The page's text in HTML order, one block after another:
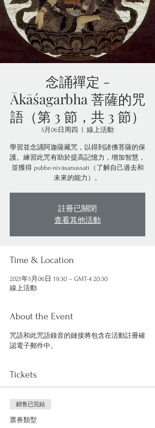
念誦禪定 -
Ākāśagarbha 菩薩的咒
語（第 3 節，共 3 節）
5月06日周四 線上活動
學習並念誦阿迦薩藏咒，以得到諸佛菩薩的保
護。練習此咒有助於提高記憶力，增加智慧，
並獲得 pubbe-nivāsanussati（了解自己過去和
未來的能力）。
註冊已關閉
查看其他活動
Time & Location
2021年5月06日 19:30 – GMT-4 20:30
線上活動
About the Event
咒語和此咒語錄音的鏈接將包含在活動註冊確
認電子郵件中。
Tickets
銷售已完結
票券類型